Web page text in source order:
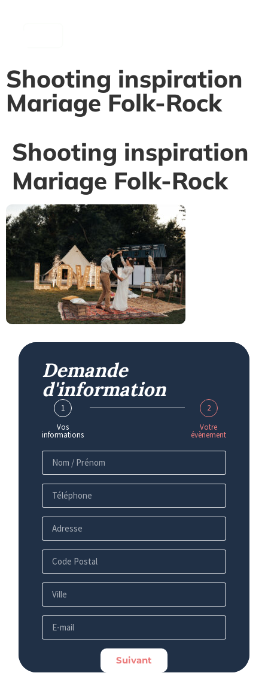
Shooting inspiration
Mariage Folk-Rock
Shooting inspiration
Mariage Folk-Rock
Demande
d'information
1
Vos
informations
2
Votre
évènement
Suivant